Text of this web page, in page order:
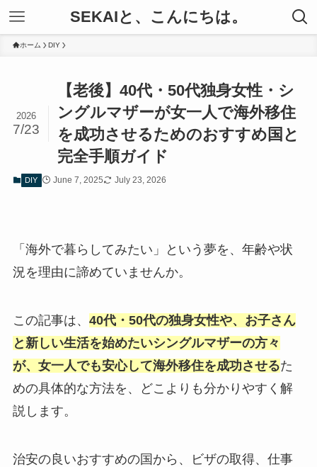
SEKAIと、こんにちは。
ホーム DIY
【老後】40代・50代独身女性・シ
ングルマザーが女一人で海外移住
を成功させるためのおすすめ国と
完全手順ガイド
2026
7/23
DIY June 7, 2025 July 23, 2026
「海外で暮らしてみたい」という夢を、年齢や状
況を理由に諦めていませんか。
この記事は、 40代・50代の独身女性や、お子さん
と新しい生活を始めたいシングルマザーの方々
が、女一人でも安心して海外移住を成功させるた
めの具体的な方法を、どこよりも分かりやすく解
説します。
治安の良いおすすめの国から、ビザの取得、仕事